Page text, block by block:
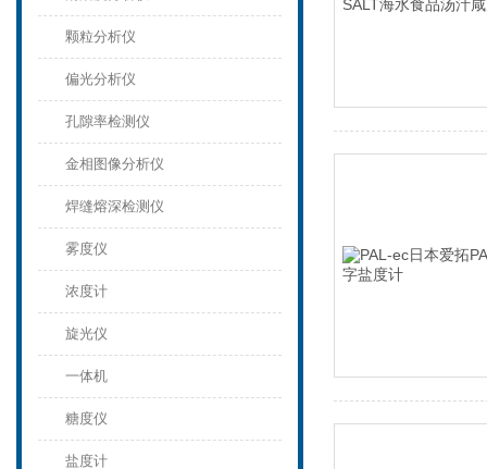
颗粒分析仪
偏光分析仪
孔隙率检测仪
金相图像分析仪
焊缝熔深检测仪
雾度仪
浓度计
旋光仪
一体机
糖度仪
盐度计